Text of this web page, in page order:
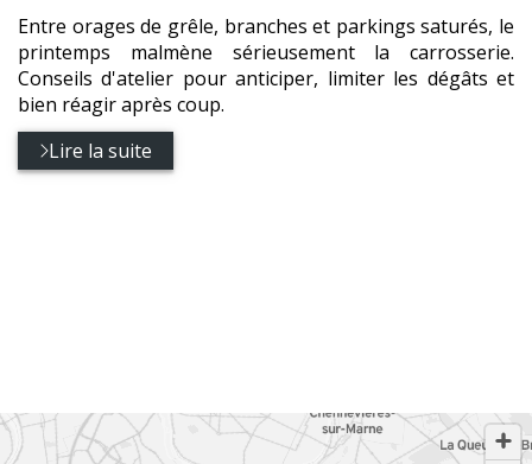
Entre orages de grêle, branches et parkings saturés, le
printemps malmène sérieusement la carrosserie.
Conseils d'atelier pour anticiper, limiter les dégâts et
bien réagir après coup.
Lire la suite